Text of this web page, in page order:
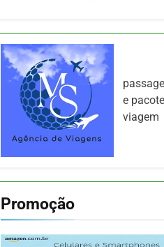
e
viagem
Promoção